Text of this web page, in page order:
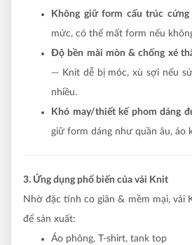
Không giữ form cấu trúc cứng
mức, có thể mất form nếu
Độ bền mài mòn & chống xé
— Knit dễ bị móc, xù sợi nếu
nhiều.
Khó may/thiết kế phom dáng
giữ form dáng như quần âu, áo
3. Ứng dụng phổ biến của vải Knit
Nhờ đặc tính co giãn & mềm mại, vải
để sản xuất:
Áo phông, T-shirt, tank top